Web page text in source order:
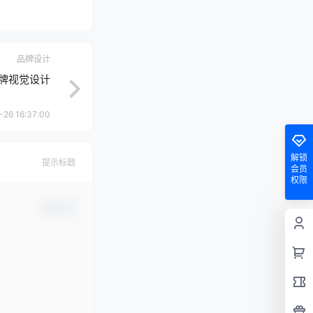
品牌设计
视觉设计
16:37:00
提示标题
解锁
会员
权限